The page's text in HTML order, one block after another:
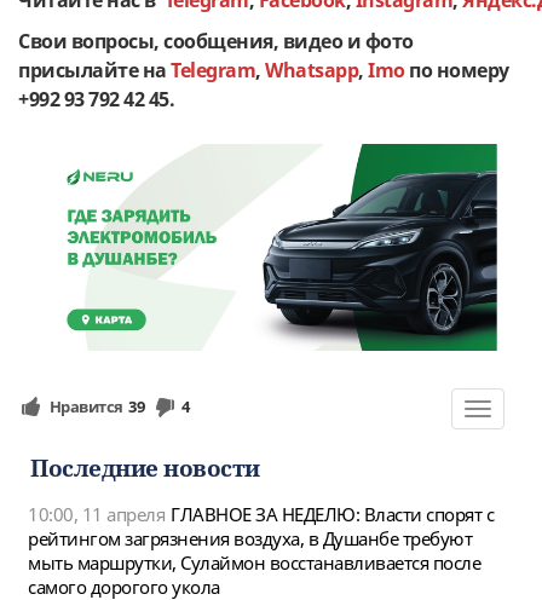
Свои вопросы, сообщения, видео и фото
присылайте наTelegram,Whatsapp,Imoпо номеру
+992 93 792 42 45.
Toggle
Нравится 39 4
Последние новости
10:00, 11 апреля ГЛАВНОЕ ЗА НЕДЕЛЮ: Власти спорят с
рейтингом загрязнения воздуха, в Душанбе требуют
мыть маршрутки, Сулаймон восстанавливается после
самого дорогого укола